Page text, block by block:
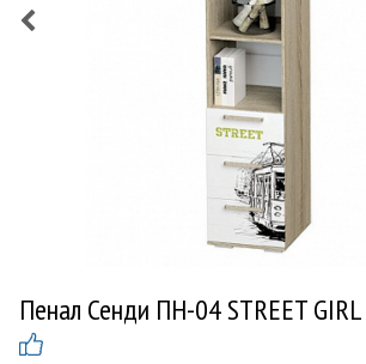
Пенал Сенди ПН-04 STREET GIRL